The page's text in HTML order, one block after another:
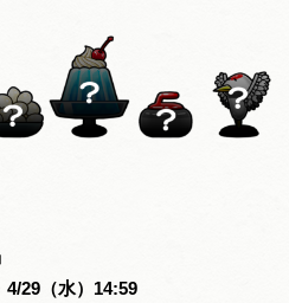
4/29（水）14:59